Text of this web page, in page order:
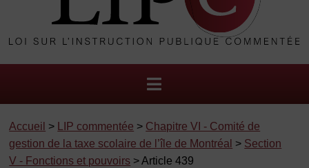
Accueil > LIP commentée > Chapitre VI - Comité de
gestion de la taxe scolaire de l’île de Montréal > Section
V - Fonctions et pouvoirs > Article 439